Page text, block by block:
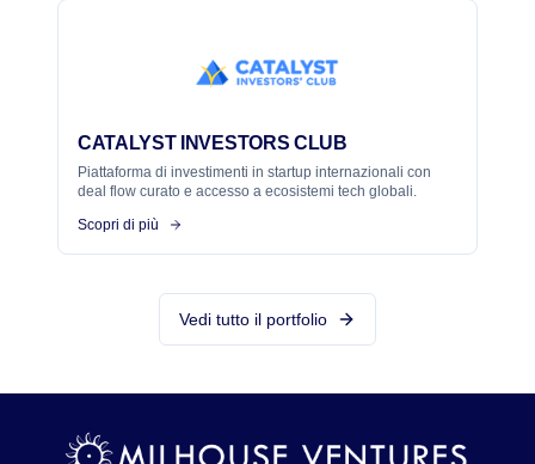
CATALYST INVESTORS CLUB
Piattaforma di investimenti in startup internazionali con
deal flow curato e accesso a ecosistemi tech globali.
Scopri di più
Vedi tutto il portfolio